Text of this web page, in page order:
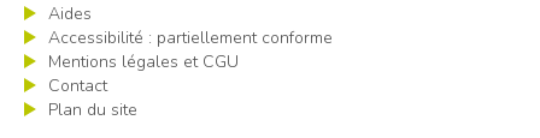
Aides
Accessibilité : partiellement conforme
Mentions légales et CGU
Contact
Plan du site